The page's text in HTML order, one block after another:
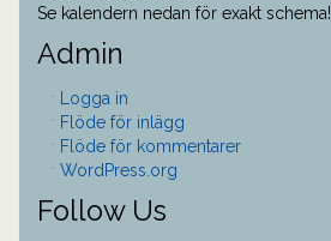
Se kalendern nedan för exakt schema!
Admin
Logga in
Flöde för inlägg
Flöde för kommentarer
WordPress.org
Follow Us